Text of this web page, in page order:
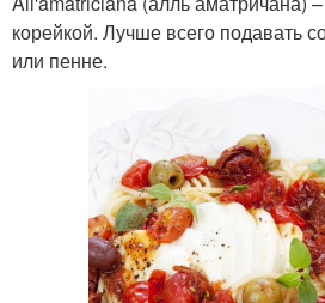
корейкой. Лучше всего подавать
или пенне.